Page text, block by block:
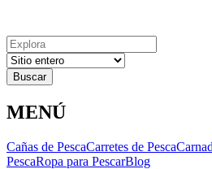
Resultados
para
MENÚ
Cañas de PescaCarretes de Pesca
PescaRopa para PescarBlog